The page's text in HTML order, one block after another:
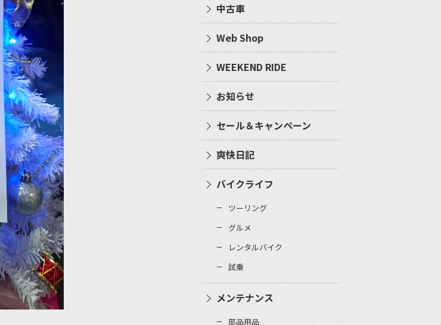
中古車
Web Shop
WEEKEND RIDE
お知らせ
セール＆キャンペーン
爽快日記
バイクライフ
ツーリング
グルメ
レンタルバイク
試乗
メンテナンス
部品用品